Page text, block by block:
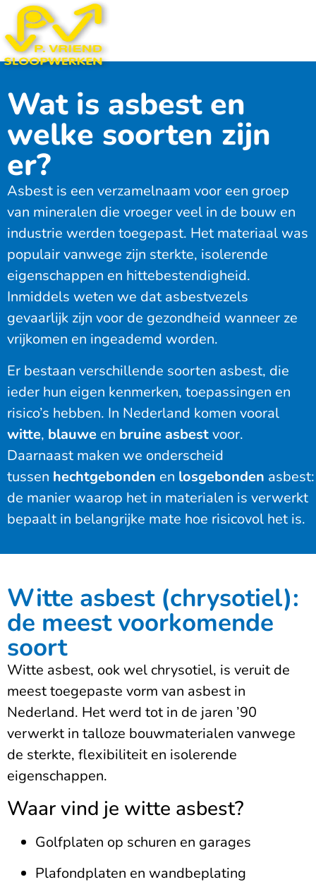
Wat is asbest en
welke soorten zijn
er?
Asbest is een verzamelnaam voor een groep
van mineralen die vroeger veel in de bouw en
industrie werden toegepast. Het materiaal was
populair vanwege zijn sterkte, isolerende
eigenschappen en hittebestendigheid.
Inmiddels weten we dat asbestvezels
gevaarlijk zijn voor de gezondheid wanneer ze
vrijkomen en ingeademd worden.
Er bestaan verschillende soorten asbest, die
ieder hun eigen kenmerken, toepassingen en
risico’s hebben. In Nederland komen vooral
witte, blauwe en bruine asbestvoor.
Daarnaast maken we onderscheid
tussen hechtgebonden en losgebonden asbest:
de manier waarop het in materialen is verwerkt
bepaalt in belangrijke mate hoe risicovol het is.
Witte asbest (chrysotiel):
de meest voorkomende
soort
Witte asbest, ook wel chrysotiel, is veruit de
meest toegepaste vorm van asbest in
Nederland. Het werd tot in de jaren ’90
verwerkt in talloze bouwmaterialen vanwege
de sterkte, flexibiliteit en isolerende
eigenschappen.
Waar vind je witte asbest?
Golfplaten op schuren en garages
Plafondplaten en wandbeplating